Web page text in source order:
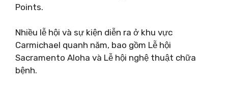
Points.
Nhiều lễ hội và sự kiện diễn ra ở khu vực
Carmichael quanh năm, bao gồm Lễ hội
Sacramento Aloha và Lễ hội nghệ thuật chữa
bệnh.